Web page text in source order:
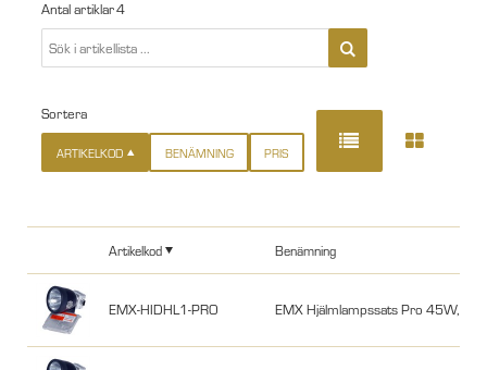
Antal artiklar4
Sortera
ARTIKELKOD BENÄMNING PRIS
Artikelkod Benämning
EMX-HIDHL1-PRO EMX Hjälmlampssats Pro 45W,